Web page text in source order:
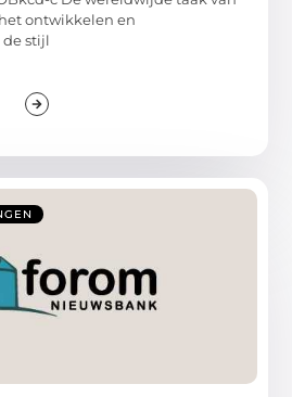
ontwikkelen en
stijl